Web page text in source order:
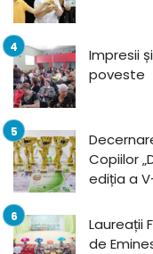
Impresii
poveste
Copiilor
ediția a
Laureații
de